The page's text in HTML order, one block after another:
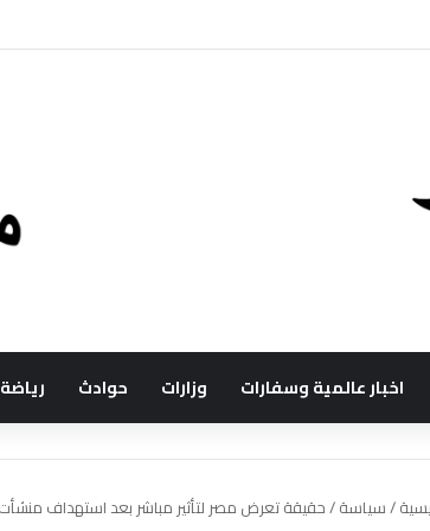
اخبار عالمية وسفارات وزارات حوادث رياضة
/سياسة/حقيقة تعرض مصر لتأثير مباشر بعد استهداف منشأت